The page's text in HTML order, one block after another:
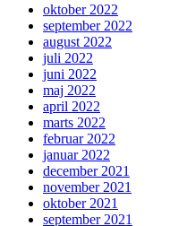
oktober 2022
september 2022
august 2022
juli 2022
juni 2022
maj 2022
april 2022
marts 2022
februar 2022
januar 2022
december 2021
november 2021
oktober 2021
september 2021